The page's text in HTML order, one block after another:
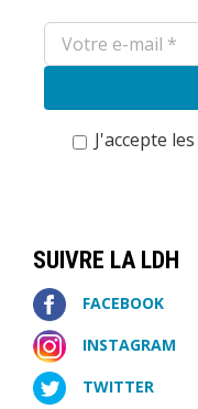
J'accepte les
SUIVRE LA LDH
FACEBOOK
INSTAGRAM
TWITTER